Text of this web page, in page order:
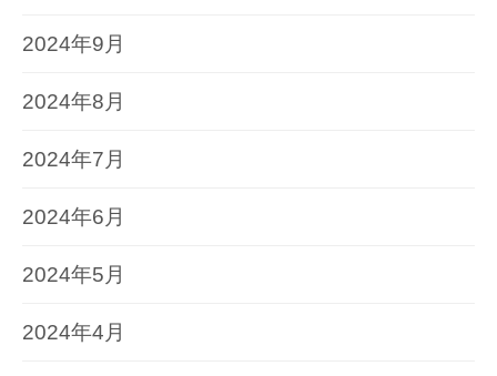
2024年9月
2024年8月
2024年7月
2024年6月
2024年5月
2024年4月